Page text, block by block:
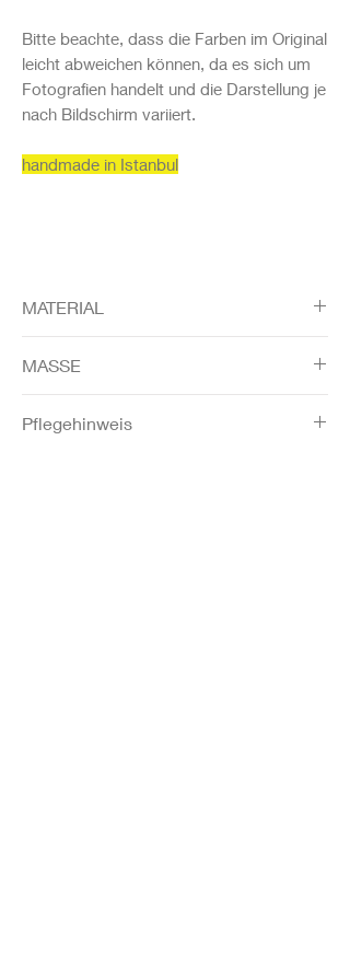
Bitte beachte, dass die Farben im Original
leicht abweichen können, da es sich um
Fotografien handelt und die Darstellung je
nach Bildschirm variiert.
handmade in Istanbul
MATERIAL
unglasiert
MASSE
Pflegehinweis